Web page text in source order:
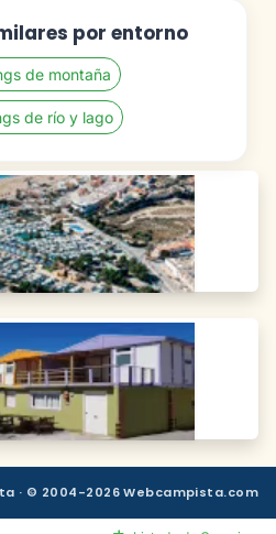
por entorno
de montaña
de río y lago
· © 2004-2026 Webcampista.com